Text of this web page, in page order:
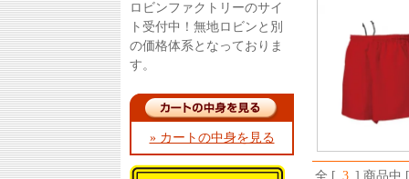
ロビンファクトリーのサイ
ト受付中！無地ロビンと別
の価格体系となっておりま
す。
» カートの中身を見る
全 [ 3 ] 商品中 [